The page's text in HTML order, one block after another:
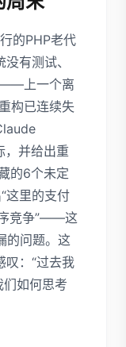
的PHP老代
有测试、
——上一个离
构已连续失
，并给出重
的6个未定
这里的支付
竞争”——这
的问题。这
叹：“过去我
如何思考